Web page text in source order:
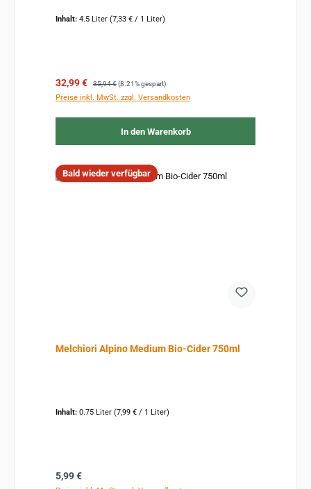
Inhalt: 4.5 Liter (7,33 € / 1 Liter)
Verkaufspreis:
32,99 € Regulärer Preis:
35,94 € (8.21% gespart)
Preise inkl. MwSt. zzgl. Versandkosten
In den Warenkorb
Bald wieder verfügbar
Melchiori Alpino Medium Bio-Cider 750ml
Inhalt: 0.75 Liter (7,99 € / 1 Liter)
Regulärer Preis:
5,99 €